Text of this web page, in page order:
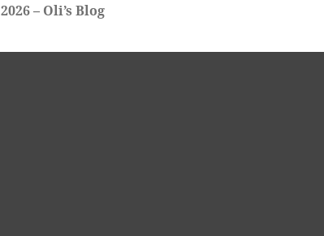
2026– Oli’s Blog